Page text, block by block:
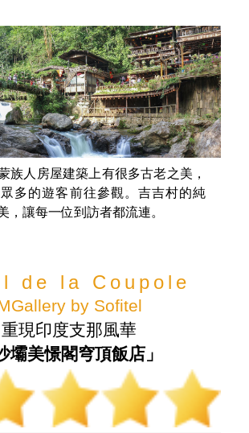
世紀中葉就來到吉吉村居住，村內有
布，景色秀麗、風光旖旎，法語稱為
房舍，村民按照密集方式居住，木式
谷山坡各自比鄰相依。探訪村莊的一
的梯田和巍峨雄偉的山脈盡收眼底。
部山區之旅不可錯過的魅力無窮的旅
族人房屋建築上有很多古老之美，
眾多的遊客前往參觀。吉吉村的純
，讓每一位到訪者都流連。
de la Coupole
by Sofitel